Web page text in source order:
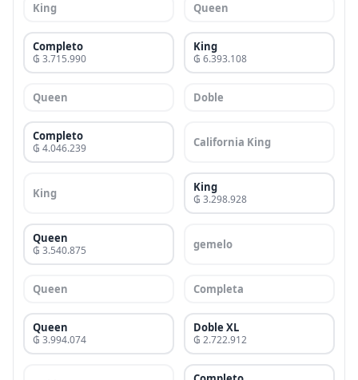
King Queen
Completo
₲ 3.715.990
King
₲ 6.393.108
Queen Doble
Completo
₲ 4.046.239 California King
King King
₲ 3.298.928
Queen
₲ 3.540.875 gemelo
Queen Completa
Queen
₲ 3.994.074
Doble XL
₲ 2.722.912